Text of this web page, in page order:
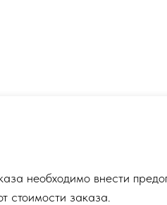
необходимо внести
стоимости заказа.